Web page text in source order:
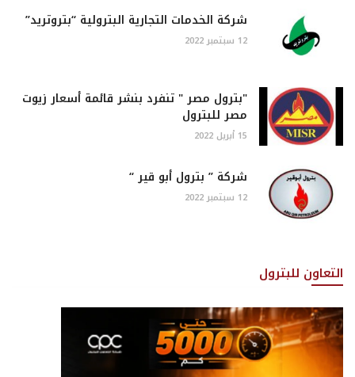
شركة الخدمات التجارية البترولية “بتروتريد”
12 سبتمبر 2022
"بترول مصر " تنفرد بنشر قائمة أسعار زيوت
مصر للبترول
15 أبريل 2022
شركة ” بترول أبو قير “
12 سبتمبر 2022
التعاون للبترول